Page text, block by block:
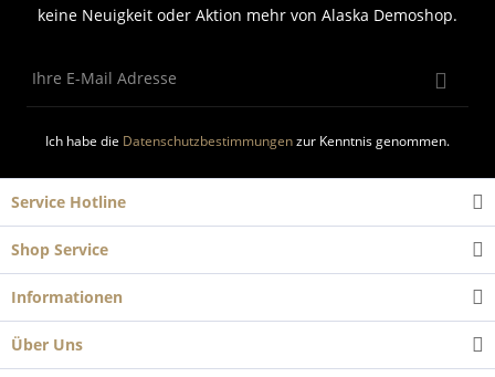
keine Neuigkeit oder Aktion mehr von Alaska Demoshop.
Ich habe die Datenschutzbestimmungenzur Kenntnis genommen.
Service Hotline
Shop Service
Informationen
Über Uns